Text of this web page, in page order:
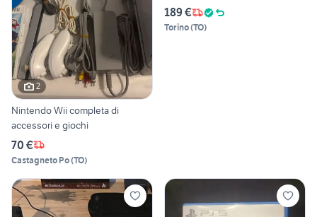
2
Nintendo Wii completa di
accessori e giochi
70 €
Castagneto Po(TO)
189 €
Torino(TO)